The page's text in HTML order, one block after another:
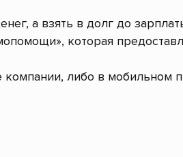
а взять в долг до
которая
либо в мобильном